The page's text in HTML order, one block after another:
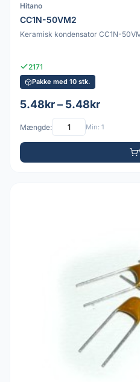
Hitano
CC1N-50VM2
Keramisk kondensator CC1N-
2171
Pakke med 10 stk.
5.48kr – 5.48kr
Mængde: Min: 1